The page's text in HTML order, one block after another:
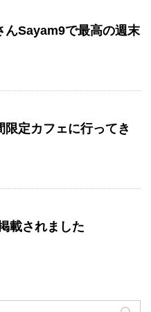
んSayam9で最高の週末
限定カフェに行ってき
載されました